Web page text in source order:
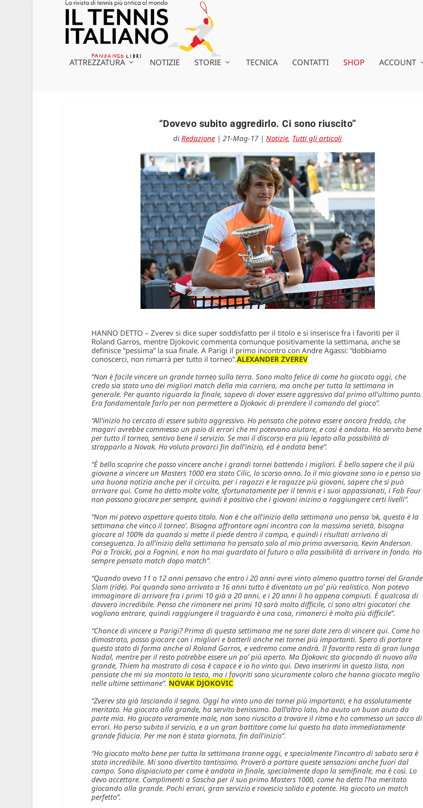
ATTREZZATURA NOTIZIE STORIE TECNICA CONTATTI SHOP ACCOUNT
“Dovevo subito aggredirlo. Ci sono riuscito”
diRedazione |21-Mag-17|Notizie, Tutti gli articoli
HANNO DETTO – Zverev si dice super soddisfatto per il titolo e si inserisce fra i favoriti per il
Roland Garros, mentre Djokovic commenta comunque positivamente la settimana, anche se
definisce “pessima” la sua finale. A Parigi il primo incontro con Andre Agassi: “dobbiamo
conoscerci, non rimarrà per tutto il torneo”.ALEXANDER ZVEREV
“Non è facile vincere un grande torneo sulla terra. Sono molto felice di come ho giocato oggi, che
credo sia stato uno dei migliori match della mia carriera, ma anche per tutta la settimana in
generale. Per quanto riguarda la finale, sapevo di dover essere aggressivo dal primo all’ultimo punto.
Era fondamentale farlo per non permettere a Djokovic di prendere il comando del gioco”.
“All’inizio ho cercato di essere subito aggressivo. Ho pensato che poteva essere ancora freddo, che
magari avrebbe commesso un paio di errori che mi potevano aiutare, e così è andata. Ho servito bene
per tutto il torneo, sentivo bene il servizio. Se mai il discorso era più legato alla possibilità di
strapparlo a Novak. Ho voluto provarci fin dall’inizio, ed è andata bene”.
“È bello scoprire che posso vincere anche i grandi tornei battendo i migliori. È bello sapere che il più
giovane a vincere un Masters 1000 era stato Cilic, lo scorso anno. Io il mio giovane sono io e penso sia
una buona notizia anche per il circuito, per i ragazzi e le ragazze più giovani, sapere che si può
arrivare qui. Come ho detto molte volte, sfortunatamente per il tennis e i suoi appassionati, i Fab Four
non possono giocare per sempre, quindi è positivo che i giovani inizino a raggiungere certi livelli”.
“Non mi potevo aspettare questo titolo. Non è che all’inizio della settimana uno pensa ‘ok, questa è la
settimana che vinco il torneo’. Bisogna affrontare ogni incontro con la massima serietà, bisogna
giocare al 100% da quando si mette il piede dentro il campo, e quindi i risultati arrivano di
conseguenza. Io all’inizio della settimana ho pensato solo al mio primo avversario, Kevin Anderson.
Poi a Troicki, poi a Fognini, e non ho mai guardato al futuro o alla possibilità di arrivare in fondo. Ho
sempre pensato match dopo match”.
“Quando avevo 11 o 12 anni pensavo che entro i 20 anni avrei vinto almeno quattro tornei del Grande
Slam (ride). Poi quando sono arrivato a 16 anni tutto è diventato un po’ più realistico. Non potevo
immaginare di arrivare fra i primi 10 già a 20 anni, e i 20 anni li ho appena compiuti. È qualcosa di
davvero incredibile. Penso che rimanere nei primi 10 sarà molto difficile, ci sono altri giocatori che
vogliono entrare, quindi raggiungere il traguardo è una cosa, rimanerci è molto più difficile”.
“Chance di vincere a Parigi? Prima di questa settimana me ne sarei date zero di vincere qui. Come ho
dimostrato, posso giocare con i migliori e batterli anche nei tornei più importanti. Spero di portare
questo stato di forma anche al Roland Garros, e vedremo come andrà. Il favorito resta di gran lunga
Nadal, mentre per il resto potrebbe essere un po’ più aperto. Ma Djokovic sta giocando di nuovo alla
grande, Thiem ha mostrato di cosa è capace e io ho vinto qui. Devo inserirmi in questa lista, non
pensiate che mi sia montato la testa, ma i favoriti sono sicuramente coloro che hanno giocato meglio
nelle ultime settimane”. NOVAK DJOKOVIC
“Zverev sta già lasciando il segno. Oggi ha vinto uno dei tornei più importanti, e ha assolutamente
meritato. Ha giocato alla grande, ha servito benissimo. Dall’altro lato, ha avuto un buon aiuto da
parte mia. Ho giocato veramente male, non sono riuscito a trovare il ritmo e ho commesso un sacco di
errori. Ho perso subito il servizio, e a un gran battitore come lui questo ha dato immediatamente
grande fiducia. Per me non è stata giornata, fin dall’inizio”.
“Ho giocato molto bene per tutta la settimana tranne oggi, e specialmente l’incontro di sabato sera è
stato incredibile. Mi sono divertito tantissimo. Proverò a portare queste sensazioni anche fuori dal
campo. Sono dispiaciuto per come è andata in finale, specialmente dopo la semifinale, ma è così. Lo
devo accettare. Complimenti a Sascha per il suo primo Masters 1000, come ho detto l’ha meritato
giocando alla grande. Pochi errori, gran servizio e rovescio solido e potente. Ha giocato un match
perfetto”.